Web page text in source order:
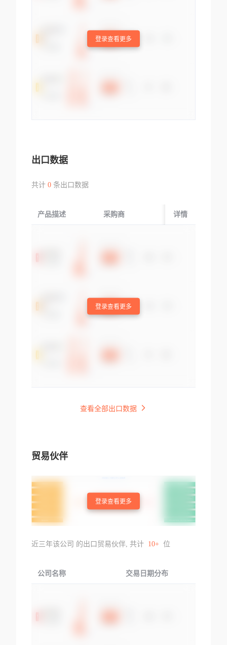
登录查看更多
出口数据
共计 0条出口数据
产品描述 采购商 起运国/地区
详情
登录查看更多
查看全部出口数据
贸易伙伴
登录查看更多
近三年该公司 的出口贸易伙伴, 共计 10+ 位
公司名称 交易日期分布